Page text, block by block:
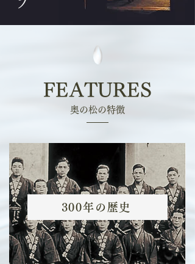
FEATURES
奥の松の特徴
300年の歴史